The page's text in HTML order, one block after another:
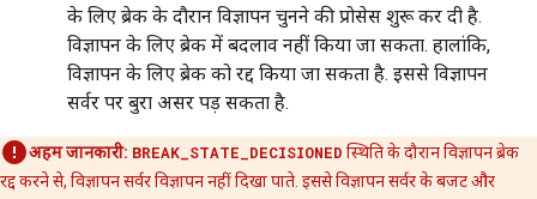
के लिए ब्रेक के दौरान विज्ञापन चुनने की प्रोसेस शुरू कर दी है.
विज्ञापन के लिए ब्रेक में बदलाव नहीं किया जा सकता. हालांकि,
विज्ञापन के लिए ब्रेक को रद्द किया जा सकता है. इससे विज्ञापन
सर्वर पर बुरा असर पड़ सकता है.
अहम जानकारी: BREAK_STATE_DECISIONED स्थिति के दौरान विज्ञापन ब्रेक
रद्द करने से, विज्ञापन सर्वर विज्ञापन नहीं दिखा पाते. इससे विज्ञापन सर्वर के बजट और